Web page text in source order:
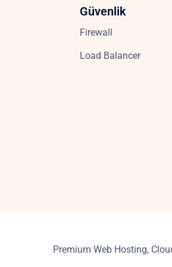
Güvenlik
Firewall
Load Balancer
Premium Web Hosting,